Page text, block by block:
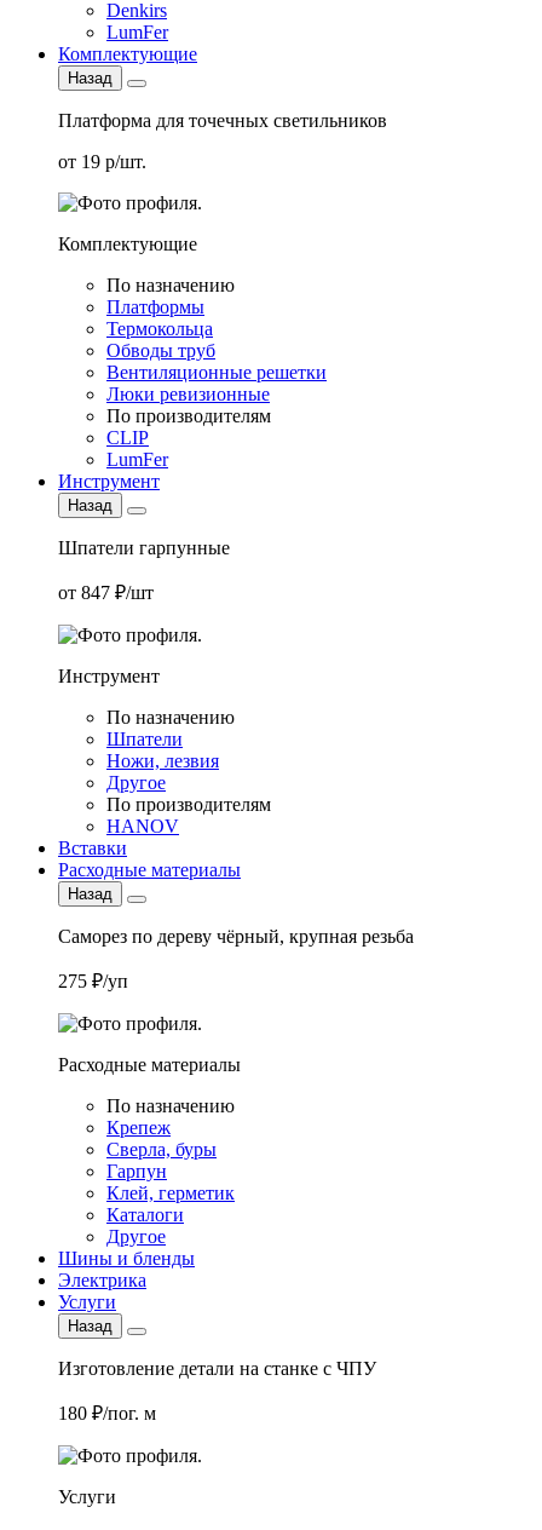
Denkirs
LumFer
Комплектующие
Назад
Платформа для точечных светильников
от 19 р/шт.
Комплектующие
По назначению
Платформы
Термокольца
Обводы труб
Вентиляционные решетки
Люки ревизионные
По производителям
CLIP
LumFer
Инструмент
Назад
Шпатели гарпунные
от 847 ₽/шт
Инструмент
По назначению
Шпатели
Ножи, лезвия
Другое
По производителям
HANOV
Вставки
Расходные материалы
Назад
Саморез по дереву чёрный, крупная резьба
275 ₽/уп
Расходные материалы
По назначению
Крепеж
Сверла, буры
Гарпун
Клей, герметик
Каталоги
Другое
Шины и бленды
Электрика
Услуги
Назад
Изготовление детали на станке с ЧПУ
180 ₽/пог. м
Услуги